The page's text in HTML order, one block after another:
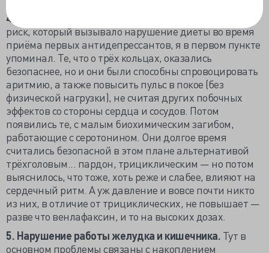
4. Действие на сердечно-сосудистую систему.
риск, который вызывало нарушение диеты во время
приёма первых антидепрессантов, я в первом пункте
упоминал. Те, что о трёх кольцах, оказались
безопаснее, но и они были способны спровоцировать
аритмию, а также повысить пульс в покое (без
физической нагрузки), не считая других побочных
эффектов со стороны сердца и сосудов. Потом
появились те, с малым биохимическим загибом,
работающие с серотонином. Они долгое время
считались безопасной в этом плане альтернативой
трёхголовым... пардон, трициклическим — но потом
выяснилось, что тоже, хоть реже и слабее, влияют на
сердечный ритм. А уж давление и вовсе почти никто
из них, в отличие от трициклических, не повышает —
разве что венлафаксин, и то на высоких дозах.
5. Нарушение работы желудка и кишечника. Тут в
основном проблемы связаны с накоплением